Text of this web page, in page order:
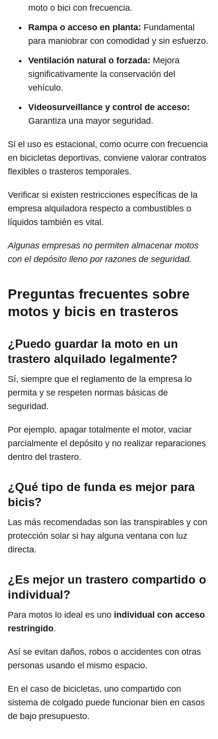
moto o bici con frecuencia.
Rampa o acceso en planta: Fundamental
para maniobrar con comodidad y sin esfuerzo.
Ventilación natural o forzada: Mejora
significativamente la conservación del
vehículo.
Videosurveillance y control de acceso:
Garantiza una mayor seguridad.
Si el uso es estacional, como ocurre con frecuencia
en bicicletas deportivas, conviene valorar contratos
flexibles o trasteros temporales.
Verificar si existen restricciones específicas de la
empresa alquiladora respecto a combustibles o
líquidos también es vital.
Algunas empresas no permiten almacenar motos
con el depósito lleno por razones de seguridad.
Preguntas frecuentes sobre
motos y bicis en trasteros
¿Puedo guardar la moto en un
trastero alquilado legalmente?
Sí, siempre que el reglamento de la empresa lo
permita y se respeten normas básicas de
seguridad.
Por ejemplo, apagar totalmente el motor, vaciar
parcialmente el depósito y no realizar reparaciones
dentro del trastero.
¿Qué tipo de funda es mejor para
bicis?
Las más recomendadas son las transpirables y con
protección solar si hay alguna ventana con luz
directa.
¿Es mejor un trastero compartido o
individual?
Para motos lo ideal es uno individual con acceso
restringido.
Así se evitan daños, robos o accidentes con otras
personas usando el mismo espacio.
En el caso de bicicletas, uno compartido con
sistema de colgado puede funcionar bien en casos
de bajo presupuesto.